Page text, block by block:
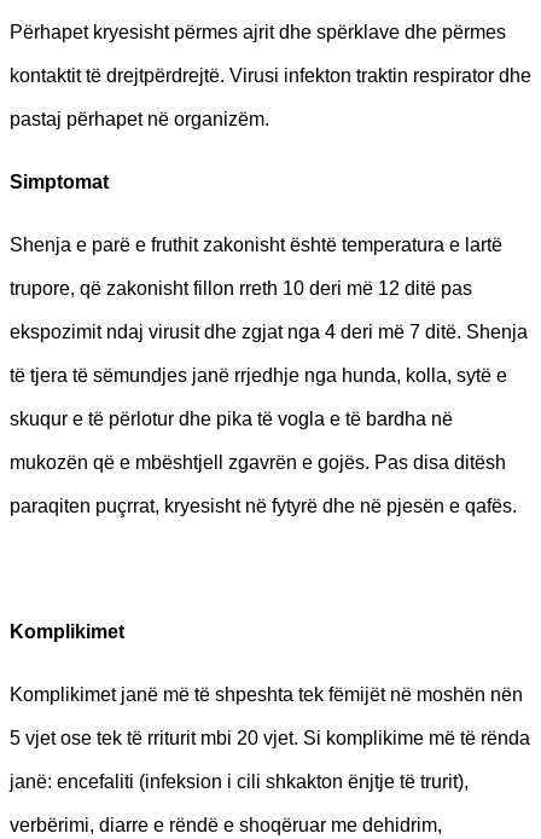
Përhapet kryesisht përmes ajrit dhe spërklave dhe përmes
kontaktit të drejtpërdrejtë. Virusi infekton traktin respirator dhe
pastaj përhapet në organizëm.
Simptomat
Shenja e parë e fruthit zakonisht është temperatura e lartë
trupore, që zakonisht fillon rreth 10 deri më 12 ditë pas
ekspozimit ndaj virusit dhe zgjat nga 4 deri më 7 ditë. Shenja
të tjera të sëmundjes janë rrjedhje nga hunda, kolla, sytë e
skuqur e të përlotur dhe pika të vogla e të bardha në
mukozën që e mbështjell zgavrën e gojës. Pas disa ditësh
paraqiten puçrrat, kryesisht në fytyrë dhe në pjesën e qafës.
Komplikimet
Komplikimet janë më të shpeshta tek fëmijët në moshën nën
5 vjet ose tek të rriturit mbi 20 vjet. Si komplikime më të rënda
janë: encefaliti (infeksion i cili shkakton ënjtje të trurit),
verbërimi, diarre e rëndë e shoqëruar me dehidrim,